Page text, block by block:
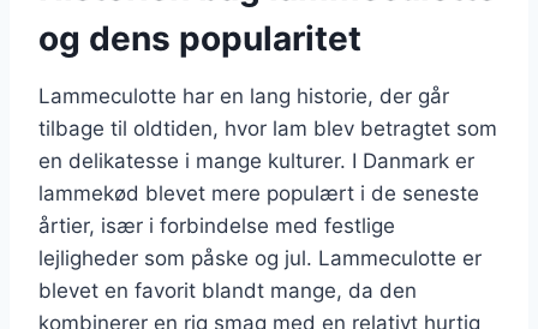
og dens popularitet
Lammeculotte har en lang historie, der går
tilbage til oldtiden, hvor lam blev betragtet som
en delikatesse i mange kulturer. I Danmark er
lammekød blevet mere populært i de seneste
årtier, især i forbindelse med festlige
lejligheder som påske og jul. Lammeculotte er
blevet en favorit blandt mange, da den
kombinerer en rig smag med en relativt hurtig